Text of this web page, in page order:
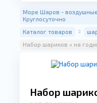
Море Шаров -
Круглосуточно
Каталог товаров
Набор шариков « на
Набор